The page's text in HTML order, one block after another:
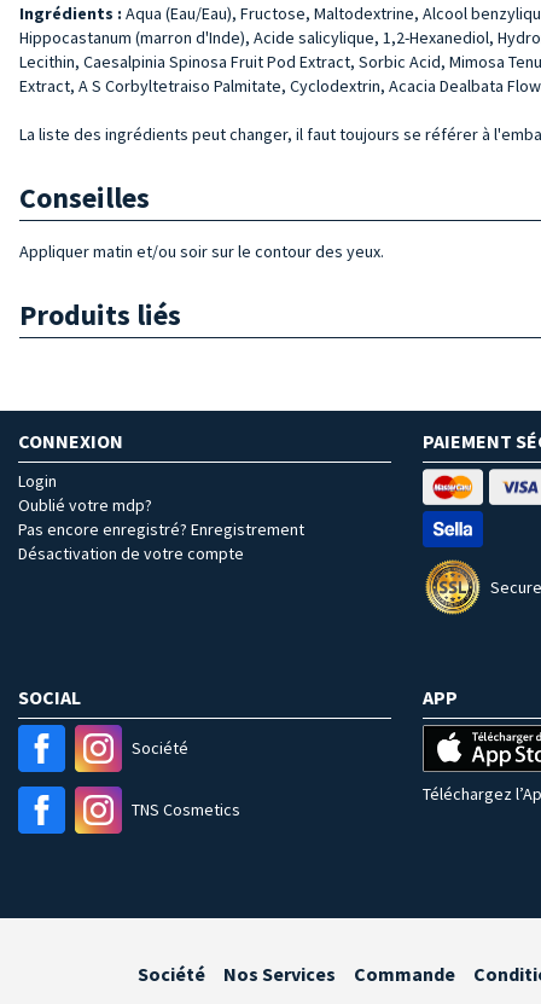
Ingrédients : Aqua (Eau/Eau), Fructose, Maltodextrine, Alcool
Hippocastanum (marron d'Inde), Acide salicylique, 1,2-Hexanediol,
Lecithin, Caesalpinia Spinosa Fruit Pod Extract, Sorbic Acid, Mimosa
Extract, A S Corbyltetraiso Palmitate, Cyclodextrin, Acacia Dealbata
La liste des ingrédients peut changer, il faut toujours se référer à
Conseilles
Appliquer matin et/ou soir sur le contour des yeux.
Produits liés
CONNEXION
Login
Oublié votre mdp?
Pas encore enregistré? Enregistrement
Désactivation de votre compte
PAIEMENT
SOCIAL
Société
TNS Cosmetics
APP
Téléchargez
Société Nos Services Commande